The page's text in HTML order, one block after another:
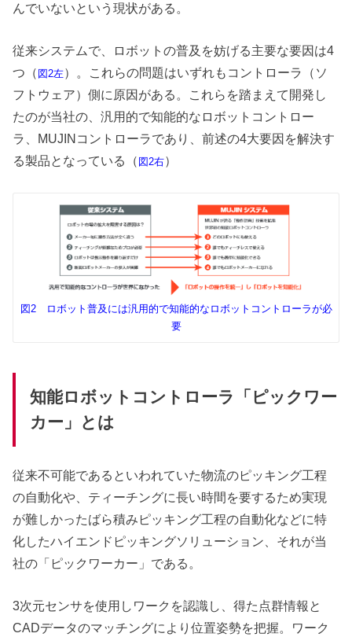
んでいないという現状がある。
従来システムで、ロボットの普及を妨げる主要な要因は4
つ（ 図2左）。これらの問題はいずれもコントローラ（ソ
フトウェア）側に原因がある。これらを踏まえて開発し
たのが当社の、汎用的で知能的なロボットコントロー
ラ、MUJINコントローラであり、前述の4大要因を解決す
る製品となっている（ 図2右）
図2 ロボット普及には汎用的で知能的なロボットコントローラが必
要
知能ロボットコントローラ「ピックワー
カー」とは
従来不可能であるといわれていた物流のピッキング工程
の自動化や、ティーチングに長い時間を要するため実現
が難しかったばら積みピッキング工程の自動化などに特
化したハイエンドピッキングソリューション、それが当
社の「ピックワーカー」である。
3次元センサを使用しワークを認識し、得た点群情報と
CADデータのマッチングにより位置姿勢を把握。ワーク